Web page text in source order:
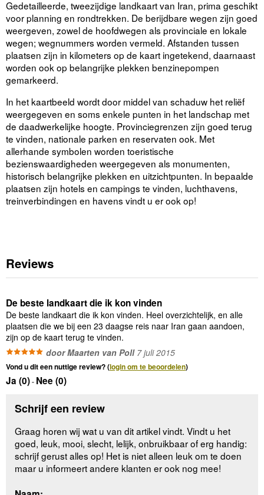
Gedetailleerde, tweezijdige landkaart van Iran, prima geschikt
voor planning en rondtrekken. De berijdbare wegen zijn goed
weergeven, zowel de hoofdwegen als provinciale en lokale
wegen; wegnummers worden vermeld. Afstanden tussen
plaatsen zijn in kilometers op de kaart ingetekend, daarnaast
worden ook op belangrijke plekken benzinepompen
gemarkeerd.
In het kaartbeeld wordt door middel van schaduw het reliëf
weergegeven en soms enkele punten in het landschap met
de daadwerkelijke hoogte. Provinciegrenzen zijn goed terug
te vinden, nationale parken en reservaten ook. Met
allerhande symbolen worden toeristische
bezienswaardigheden weergegeven als monumenten,
historisch belangrijke plekken en uitzichtpunten. In bepaalde
plaatsen zijn hotels en campings te vinden, luchthavens,
treinverbindingen en havens vindt u er ook op!
Reviews
De beste landkaart die ik kon vinden
De beste landkaart die ik kon vinden. Heel overzichtelijk, en alle
plaatsen die we bij een 23 daagse reis naar Iran gaan aandoen,
zijn op de kaart terug te vinden.
door Maarten van Poll7 juli 2015
Vond u dit een nuttige review? (login om te beoordelen)
Ja (0)- Nee (0)
Schrijf een review
Graag horen wij wat u van dit artikel vindt. Vindt u het
goed, leuk, mooi, slecht, lelijk, onbruikbaar of erg handig:
schrijf gerust alles op! Het is niet alleen leuk om te doen
maar u informeert andere klanten er ook nog mee!